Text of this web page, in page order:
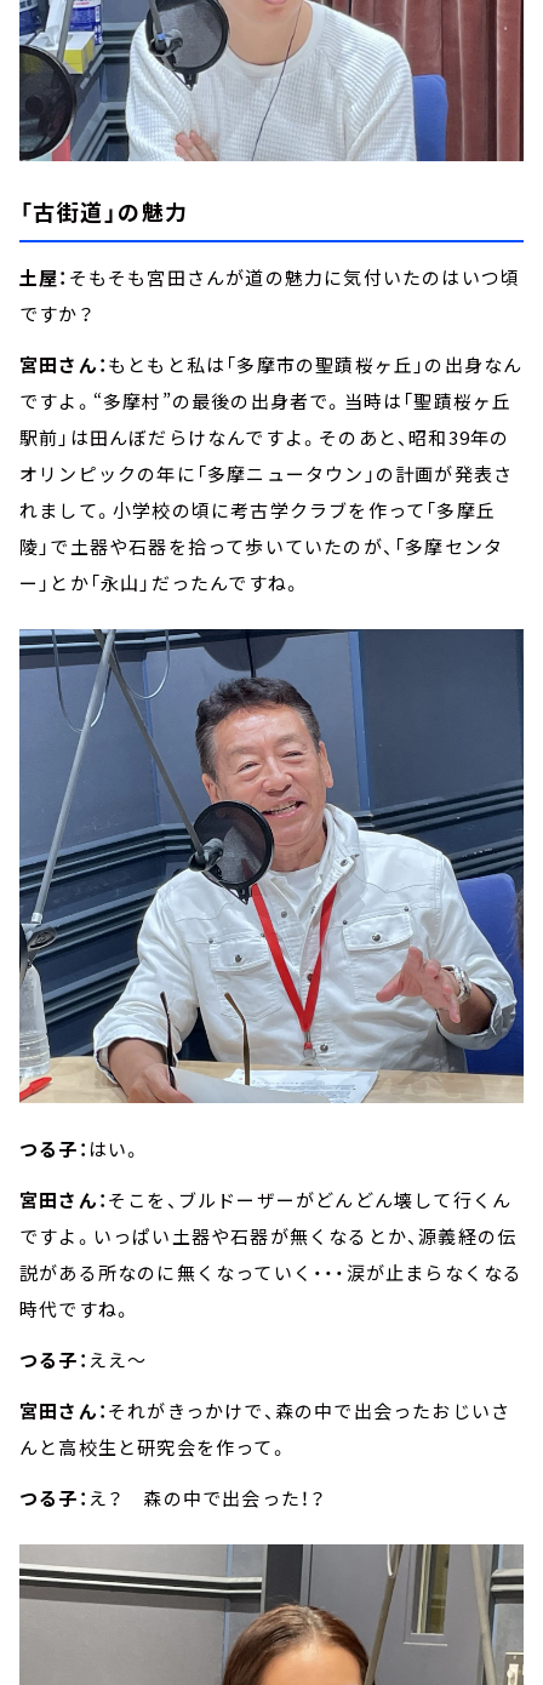
「古街道」の魅力
土屋： そもそも宮田さんが道の魅力に気付いたのはいつ頃
ですか？
宮田さん：もともと私は「多摩市の聖蹟桜ヶ丘」の出身なん
ですよ。“多摩村”の最後の出身者で。当時は「聖蹟桜ヶ丘
駅前」は田んぼだらけなんですよ。そのあと、昭和39年の
オリンピックの年に「多摩ニュータウン」の計画が発表さ
れまして。小学校の頃に考古学クラブを作って「多摩丘
陵」で土器や石器を拾って歩いていたのが、「多摩センタ
ー」とか「永山」だったんですね。
つる子： はい。
宮田さん：そこを、ブルドーザーがどんどん壊して行くん
ですよ。いっぱい土器や石器が無くなるとか、源義経の伝
説がある所なのに無くなっていく・・・涙が止まらなくなる
時代ですね。
つる子： ええ～
宮田さん：それがきっかけで、森の中で出会ったおじいさ
んと高校生と研究会を作って。
つる子： え？ 森の中で出会った！？